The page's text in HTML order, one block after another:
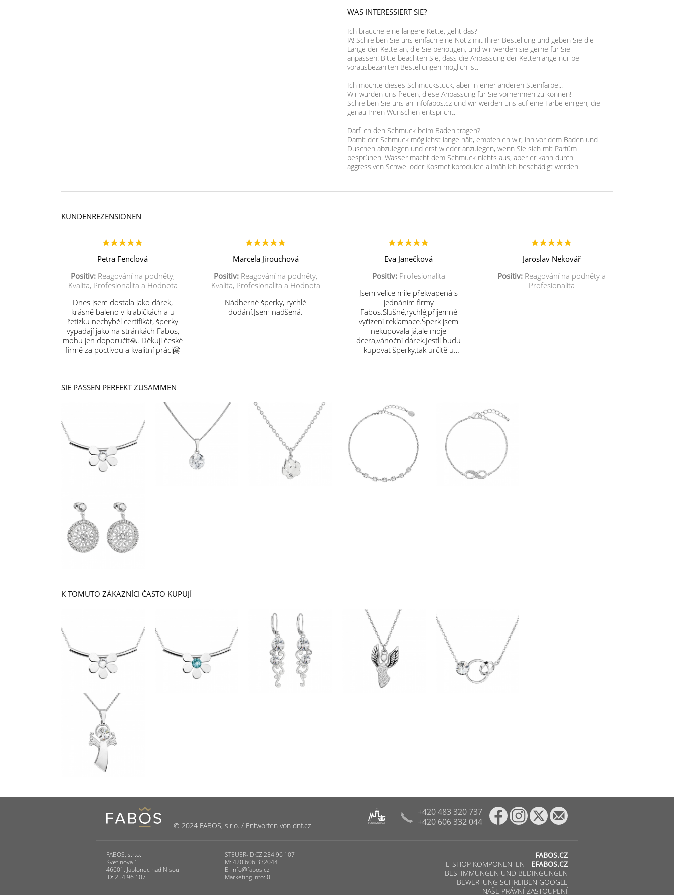
WAS INTERESSIERT SIE?
Ich brauche eine längere Kette, geht das?
JA! Schreiben Sie uns einfach eine Notiz mit Ihrer Bestellung und geben Sie die
Länge der Kette an, die Sie benötigen, und wir werden sie gerne für Sie
anpassen! Bitte beachten Sie, dass die Anpassung der Kettenlänge nur bei
vorausbezahlten Bestellungen möglich ist.
Ich möchte dieses Schmuckstück, aber in einer anderen Steinfarbe...
Wir würden uns freuen, diese Anpassung für Sie vornehmen zu können!
Schreiben Sie uns an infofabos.cz und wir werden uns auf eine Farbe einigen, die
genau Ihren Wünschen entspricht.
Darf ich den Schmuck beim Baden tragen?
Damit der Schmuck möglichst lange hält, empfehlen wir, ihn vor dem Baden und
Duschen abzulegen und erst wieder anzulegen, wenn Sie sich mit Parfüm
besprühen. Wasser macht dem Schmuck nichts aus, aber er kann durch
aggressiven Schwei oder Kosmetikprodukte allmählich beschädigt werden.
KUNDENREZENSIONEN
Petra Fenclová
Positiv: Reagování na podněty,
Kvalita, Profesionalita a Hodnota
Dnes jsem dostala jako dárek,
krásně baleno v krabičkách a u
řetízku nechyběl certifikát, šperky
vypadají jako na stránkách Fabos,
mohu jen doporučit🙏. Děkuji české
firmě za poctivou a kvalitní práci🤗
Marcela Jirouchová
Positiv: Reagování na podněty,
Kvalita, Profesionalita a Hodnota
Nádherné šperky, rychlé
dodání.Jsem nadšená.
Eva Janečková
Positiv:Profesionalita
Jsem velice mile překvapená s
jednáním firmy
Fabos.Slušné,rychlé,přijemné
vyřízení reklamace.Šperk jsem
nekupovala já,ale moje
dcera,vánoční dárek.Jestli budu
kupovat šperky,tak určitě u
Jaroslav Nekovář
Positiv:Reagování na podněty a
Profesionalita
SIE PASSEN PERFEKT ZUSAMMEN
K TOMUTO ZÁKAZNÍCI ČASTO KUPUJÍ
© 2024 FABOS, s.r.o. / Entworfen von dnf.cz PUNCOVNÍ ÚŘAD
+420 483 320 737
+420 606 332 044
FABOS, s.r.o.
Kvetinova 1
46601, Jablonec nad Nisou
ID: 254 96 107
STEUER-ID CZ 254 96 107
M: 420 606 332044
E: info@fabos.cz
Marketing info: 0
FABOS.CZ
E-SHOP KOMPONENTEN - EFABOS.CZ
BESTIMMUNGEN UND BEDINGUNGEN
BEWERTUNG SCHREIBEN GOOGLE
NAŠE PRÁVNÍ ZASTOUPENÍ